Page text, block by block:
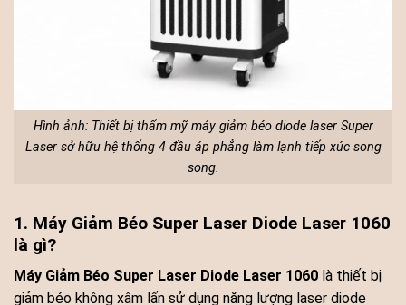
Hình ảnh: Thiết bị thẩm mỹ máy giảm béo diode laser Super
Laser sở hữu hệ thống 4 đầu áp phẳng làm lạnh tiếp xúc song
song.
1. Máy Giảm Béo Super Laser Diode Laser 1060
là gì?
Máy Giảm Béo Super Laser Diode Laser 1060 là thiết bị
giảm béo không xâm lấn sử dụng năng lượng laser diode